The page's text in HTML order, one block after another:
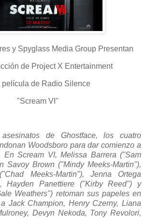
y Spyglass Media Group Presentan
de Project X Entertainment
película de Radio Silence
"Scream VI"
de Ghostface, los cuatro
Woodsboro para dar comienzo a
En Scream VI, Melissa Barrera ("Sam
Savoy Brown ("Mindy Meeks-Martin"),
Meeks-Martin"), Jenna Ortega
Hayden Panettiere ("Kirby Reed") y
Weathers") retoman sus papeles en
Jack Champion, Henry Czerny, Liana
Devyn Nekoda, Tony Revolori,